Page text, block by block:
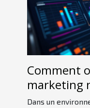
Comment
marketing
des outils
Dans un